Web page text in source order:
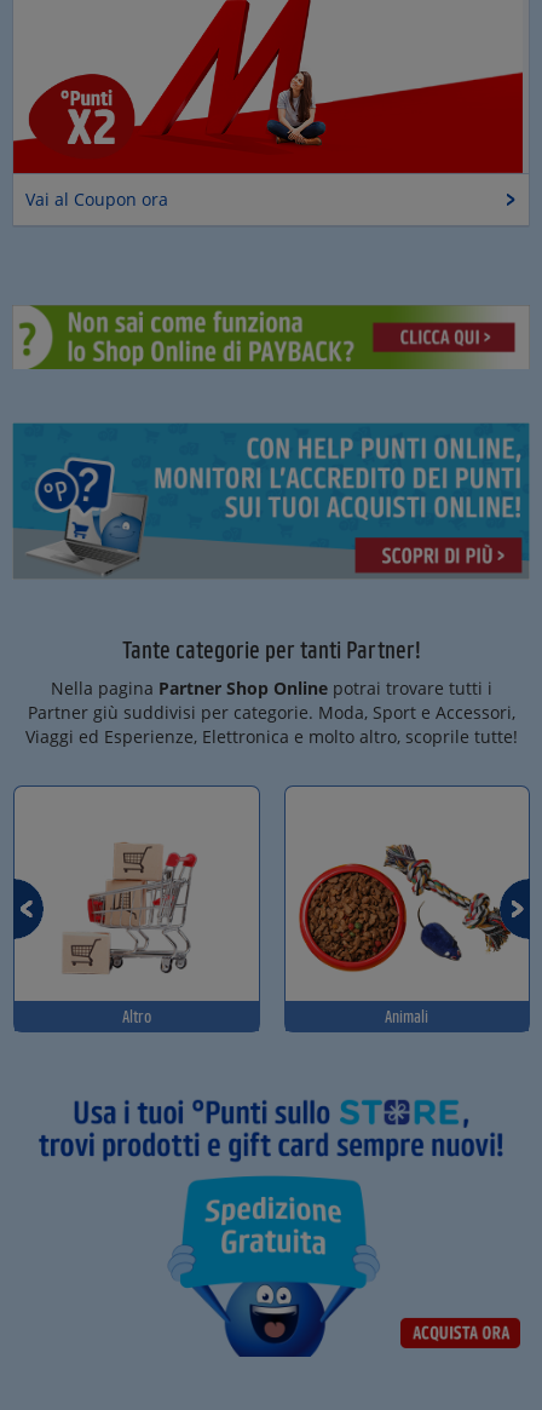
Vai al Coupon ora
Tante categorie per tanti Partner!
Nella pagina Partner Shop Onlinepotrai trovare tutti i
Partner giù suddivisi per categorie. Moda, Sport e Accessori,
Viaggi ed Esperienze, Elettronica e molto altro, scoprile tutte!
Altro Animali